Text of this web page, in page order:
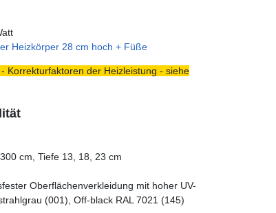
Heizkörper 28 cm hoch + Füße
Korrekturfaktoren der Heizleistung - siehe
cm, Tiefe 13, 18, 23 cm
Oberflächenverkleidung mit hoher UV-
(001), Off-black RAL 7021 (145)